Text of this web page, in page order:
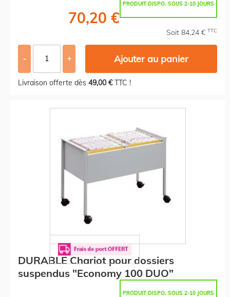
PRODUIT DISPO. SOUS 2-10 JOURS
70,20 €
Soit 84,24 € TTC
- + Ajouter au panier
Livraison offerte dès 49,00 €TTC !
DURABLE Chariot pour dossiers
suspendus "Economy 100 DUO"
PRODUIT DISPO. SOUS 2-10 JOURS